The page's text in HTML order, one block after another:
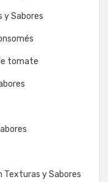
y Sabores
tomate
Texturas y Sabores